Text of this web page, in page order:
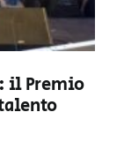
il Premio